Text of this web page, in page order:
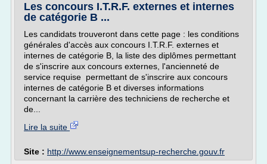
Les concours I.T.R.F. externes et internes
de catégorie B ...
Les candidats trouveront dans cette page : les conditions
générales d'accès aux concours I.T.R.F. externes et
internes de catégorie B, la liste des diplômes permettant
de s'inscrire aux concours externes, l'ancienneté de
service requise permettant de s'inscrire aux concours
internes de catégorie B et diverses informations
concernant la carrière des techniciens de recherche et
de...
Lire la suite
Site : http://www.enseignementsup-recherche.gouv.fr